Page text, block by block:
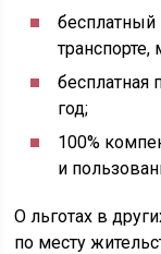
транспорте,
бесплатная
год;
100%
и
О льготах в
по месту